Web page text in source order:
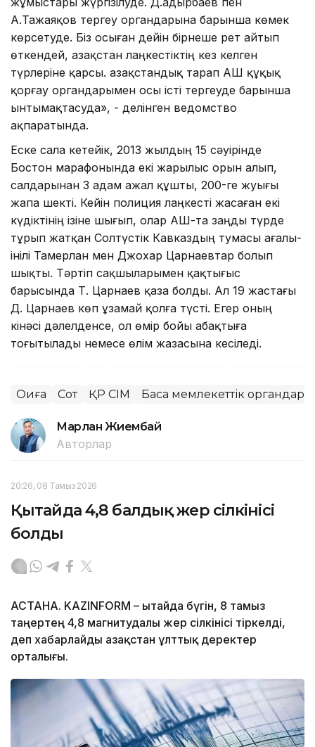
А.Тажаяқов тергеу органдарына барынша көмек
көрсетуде. Біз осыған дейін бірнеше рет айтып
өткендей, Қазақстан лаңкестіктің кез келген
түрлеріне қарсы. Қазақстандық тарап АҚШ құқық
қорғау органдарымен осы істі тергеуде барынша
ынтымақтасуда», - делінген ведомство
ақпаратында.
Еске сала кетейік, 2013 жылдың 15 сәуірінде
Бостон марафонында екі жарылыс орын алып,
салдарынан 3 адам ажал құшты, 200-ге жуығы
жапа шекті. Кейін полиция лаңкесті жасаған екі
күдіктінің ізіне шығып, олар АҚШ-та заңды түрде
тұрып жатқан Солтүстік Кавказдың тумасы ағалы-
інілі Тамерлан мен Джохар Царнаевтар болып
шықты. Тәртіп сақшыларымен қақтығыс
барысында Т. Царнаев қаза болды. Ал 19 жастағы
Д. Царнаев көп ұзамай қолға түсті. Егер оның
кінәсі дәлелденсе, ол өмір бойы абақтыға
тоғытылады немесе өлім жазасына кесіледі.
Оқиға Сот ҚР СІМ Басқа мемлекеттік органдар
Марлан Жиембай
Авторлар
20:26, 08 Тамыз 2026
Қытайда 4,8 балдық жер сілкінісі
болды
АСТАНА. KAZINFORM – Қытайда бүгін, 8 тамыз
таңертең 4,8 магнитудалы жер сілкінісі тіркелді,
деп хабарлайды Қазақстан ұлттық деректер
орталығы.